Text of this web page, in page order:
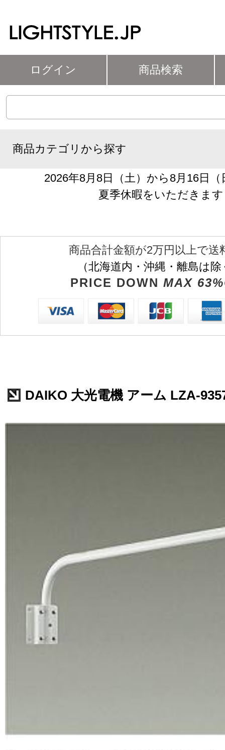
ログイン 商品検索
商品カテゴリから探す
2026年8月8日（土）から8月16日
夏季休暇をいただきます
商品合計金額が2万円以上で送
（北海道内・沖縄・離島は
PRICE DOWN MAX
DAIKO 大光電機 アーム LZA-